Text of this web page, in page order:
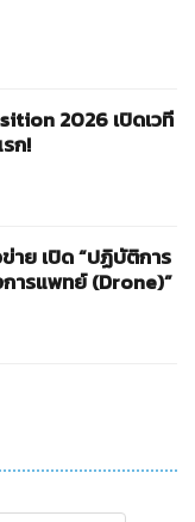
2026 เปิดเวที
ก!
าย เปิด “ปฏิบัติการ
ารแพทย์ (Drone)”